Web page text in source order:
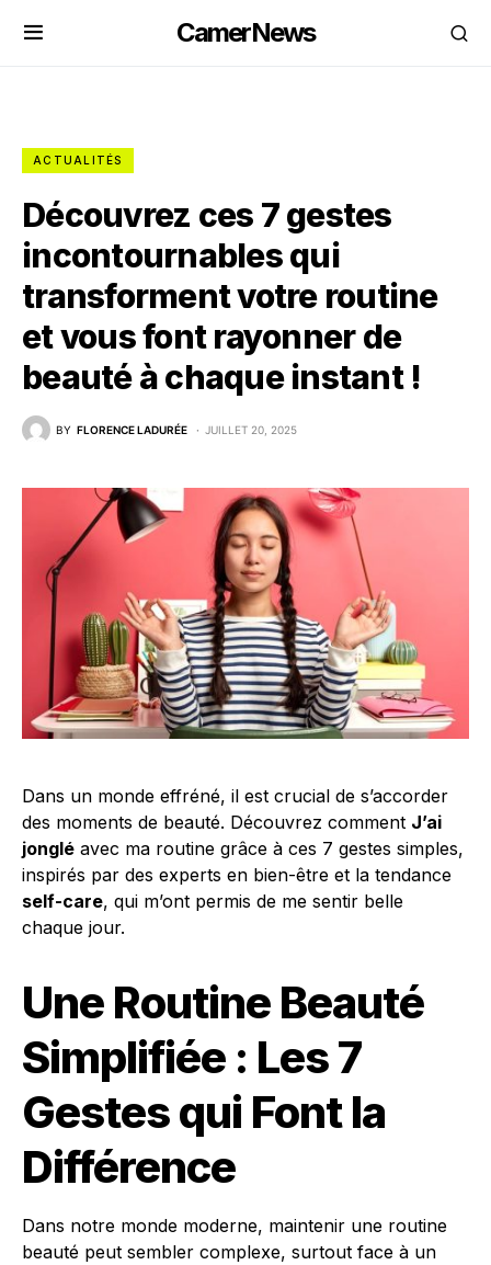
CamerNews
ACTUALITÉS
Découvrez ces 7 gestes
incontournables qui
transforment votre routine
et vous font rayonner de
beauté à chaque instant !
BY FLORENCE LADURÉE JUILLET 20, 2025
Dans un monde effréné, il est crucial de s’accorder
des moments de beauté. Découvrez comment J’ai
jonglé avec ma routine grâce à ces 7 gestes simples,
inspirés par des experts en bien-être et la tendance
self-care, qui m’ont permis de me sentir belle
chaque jour.
Une Routine Beauté
Simplifiée : Les 7
Gestes qui Font la
Différence
Dans notre monde moderne, maintenir une routine
beauté peut sembler complexe, surtout face à un